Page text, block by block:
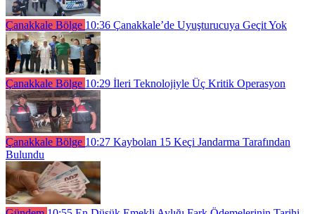
Çanakkale Bölge 10:36 Çanakkale’de Uyuşturucuya Geçit Yok
Çanakkale Bölge 10:29 İleri Teknolojiyle Üç Kritik Operasyon
Çanakkale Bölge 10:27 Kaybolan 15 Keçi Jandarma Tarafından
Bulundu